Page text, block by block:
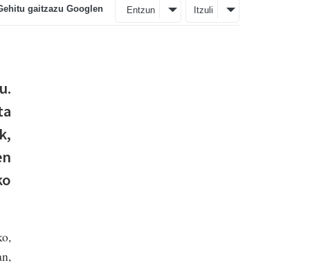
gaitzazu Googlen Entzun Itzuli